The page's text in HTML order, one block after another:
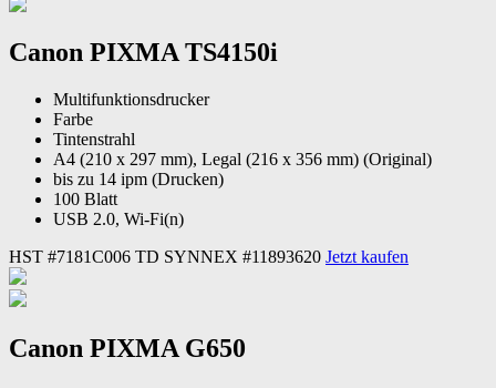
Canon PIXMA TS4150i
Multifunktionsdrucker
Farbe
Tintenstrahl
A4 (210 x 297 mm), Legal (216 x 356 mm) (Original)
bis zu 14 ipm (Drucken)
100 Blatt
USB 2.0, Wi-Fi(n)
HST #7181C006 TD SYNNEX #11893620 Jetzt kaufen
Canon PIXMA G650